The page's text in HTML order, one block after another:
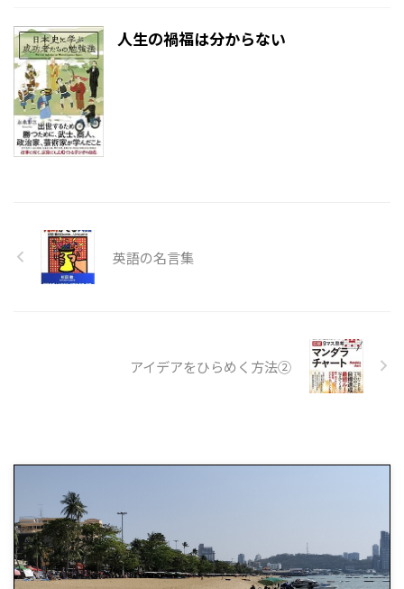
人生の禍福は分からない
英語の名言集
アイデアをひらめく方法②